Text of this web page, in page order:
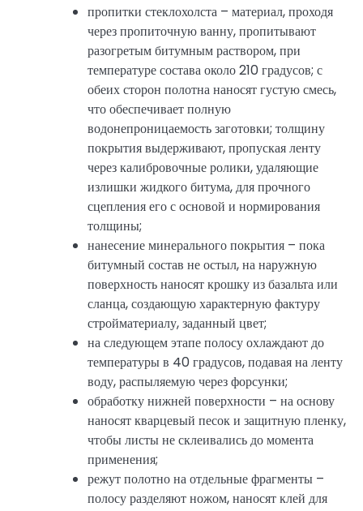
пропитки стеклохолста – материал, проходя
через пропиточную ванну, пропитывают
разогретым битумным раствором, при
температуре состава около 210 градусов; с
обеих сторон полотна наносят густую смесь,
что обеспечивает полную
водонепроницаемость заготовки; толщину
покрытия выдерживают, пропуская ленту
через калибровочные ролики, удаляющие
излишки жидкого битума, для прочного
сцепления его с основой и нормирования
толщины;
нанесение минерального покрытия – пока
битумный состав не остыл, на наружную
поверхность наносят крошку из базальта или
сланца, создающую характерную фактуру
стройматериалу, заданный цвет;
на следующем этапе полосу охлаждают до
температуры в 40 градусов, подавая на ленту
воду, распыляемую через форсунки;
обработку нижней поверхности – на основу
наносят кварцевый песок и защитную пленку,
чтобы листы не склеивались до момента
применения;
режут полотно на отдельные фрагменты –
полосу разделяют ножом, наносят клей для